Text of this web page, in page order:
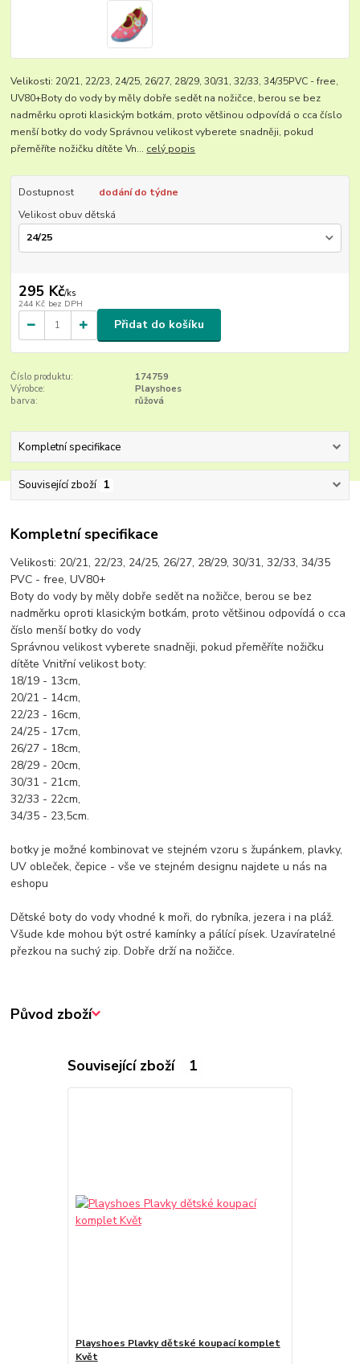
Velikosti: 20/21, 22/23, 24/25, 26/27, 28/29, 30/31, 32/33, 34/35PVC - free,
UV80+Boty do vody by měly dobře sedět na nožičce, berou se bez
nadměrku oproti klasickým botkám, proto většinou odpovídá o cca číslo
menší botky do vody Správnou velikost vyberete snadněji, pokud
přeměříte nožičku dítěte Vn... celý popis
Dostupnost
dodání do týdne
Velikost obuv dětská
295 Kč/ks
244 Kč bez DPH
Přidat do košíku
Číslo produktu:
174759
Výrobce:
Playshoes
barva:
růžová
Kompletní specifikace
Související zboží 1
Kompletní specifikace
Velikosti: 20/21, 22/23, 24/25, 26/27, 28/29, 30/31, 32/33, 34/35
PVC - free, UV80+
Boty do vody by měly dobře sedět na nožičce, berou se bez
nadměrku oproti klasickým botkám, proto většinou odpovídá o cca
číslo menší botky do vody
Správnou velikost vyberete snadněji, pokud přeměříte nožičku
dítěte Vnitřní velikost boty:
18/19 - 13cm,
20/21 - 14cm,
22/23 - 16cm,
24/25 - 17cm,
26/27 - 18cm,
28/29 - 20cm,
30/31 - 21cm,
32/33 - 22cm,
34/35 - 23,5cm.
botky je možné kombinovat ve stejném vzoru s župánkem, plavky,
UV obleček, čepice - vše ve stejném designu najdete u nás na
eshopu
Dětské boty do vody vhodné k moři, do rybníka, jezera i na pláž.
Všude kde mohou být ostré kamínky a pálící písek. Uzavíratelné
přezkou na suchý zip. Dobře drží na nožičce.
Původ zboží
Související zboží 1
Playshoes Plavky dětské koupací komplet
Květ